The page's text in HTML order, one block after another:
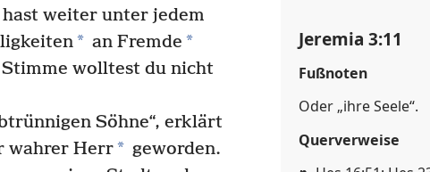
weiter unter jedem
* an Fremde *
wolltest du nicht
Söhne“, erklärt
wahrer Herr* geworden.
Jeremia 3:11
Fußnoten
Oder „ihre Seele“.
Querverweise